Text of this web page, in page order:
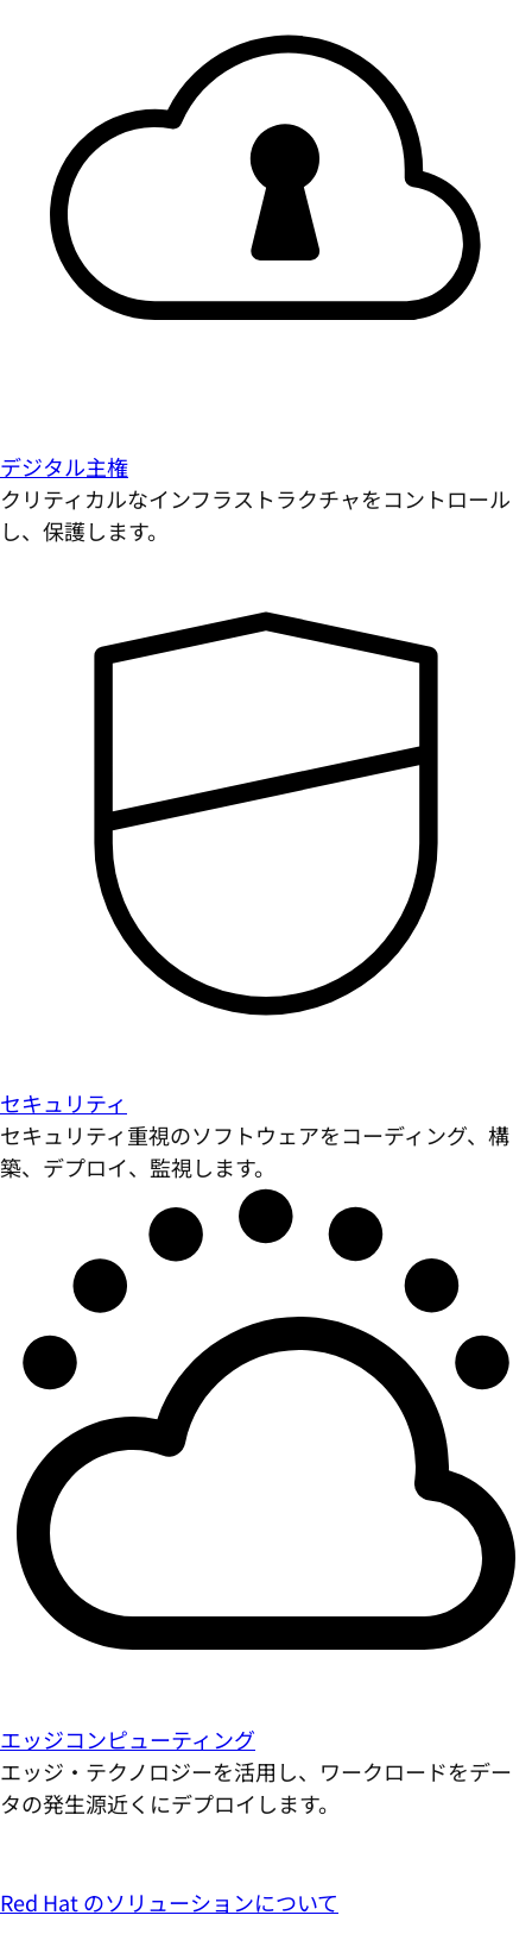
デジタル主権
クリティカルなインフラストラクチャをコントロール
し、保護します。
セキュリティ
セキュリティ重視のソフトウェアをコーディング、構
築、デプロイ、監視します。
エッジコンピューティング
エッジ・テクノロジーを活用し、ワークロードをデー
タの発生源近くにデプロイします。
Red Hat のソリューションについて